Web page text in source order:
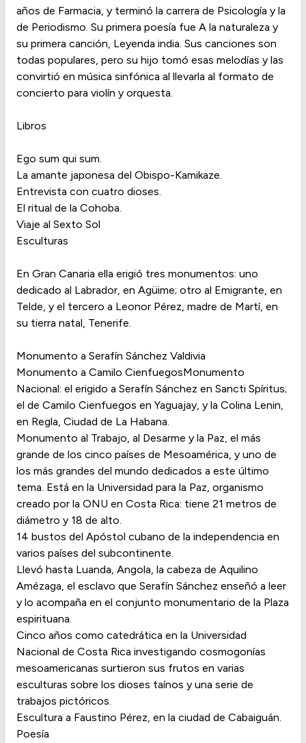
años de Farmacia, y terminó la carrera de Psicología y la
de Periodismo. Su primera poesía fue A la naturaleza y
su primera canción, Leyenda india. Sus canciones son
todas populares, pero su hijo tomó esas melodías y las
convirtió en música sinfónica al llevarla al formato de
concierto para violín y orquesta.
Libros
Ego sum qui sum.
La amante japonesa del Obispo-Kamikaze.
Entrevista con cuatro dioses.
El ritual de la Cohoba.
Viaje al Sexto Sol
Esculturas
En Gran Canaria ella erigió tres monumentos: uno
dedicado al Labrador, en Agüime; otro al Emigrante, en
Telde, y el tercero a Leonor Pérez, madre de Martí, en
su tierra natal, Tenerife.
Monumento a Serafín Sánchez Valdivia
Monumento a Camilo CienfuegosMonumento
Nacional: el erigido a Serafín Sánchez en Sancti Spíritus;
el de Camilo Cienfuegos en Yaguajay, y la Colina Lenin,
en Regla, Ciudad de La Habana.
Monumento al Trabajo, al Desarme y la Paz, el más
grande de los cinco países de Mesoamérica, y uno de
los más grandes del mundo dedicados a este último
tema. Está en la Universidad para la Paz, organismo
creado por la ONU en Costa Rica: tiene 21 metros de
diámetro y 18 de alto.
14 bustos del Apóstol cubano de la independencia en
varios países del subcontinente.
Llevó hasta Luanda, Angola, la cabeza de Aquilino
Amézaga, el esclavo que Serafín Sánchez enseñó a leer
y lo acompaña en el conjunto monumentario de la Plaza
espirituana.
Cinco años como catedrática en la Universidad
Nacional de Costa Rica investigando cosmogonías
mesoamericanas surtieron sus frutos en varias
esculturas sobre los dioses taínos y una serie de
trabajos pictóricos.
Escultura a Faustino Pérez, en la ciudad de Cabaiguán.
Poesía